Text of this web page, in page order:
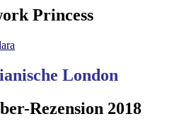
Princess
London
Rezension 2018